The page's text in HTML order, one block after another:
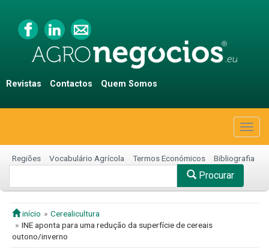
Revistas Contactos Quem Somos
Regiões Vocabulário Agrícola Termos Económicos Bibliografia
Procurar
início
Cerealicultura
INE aponta para uma redução da superfície de cereais
outono/inverno